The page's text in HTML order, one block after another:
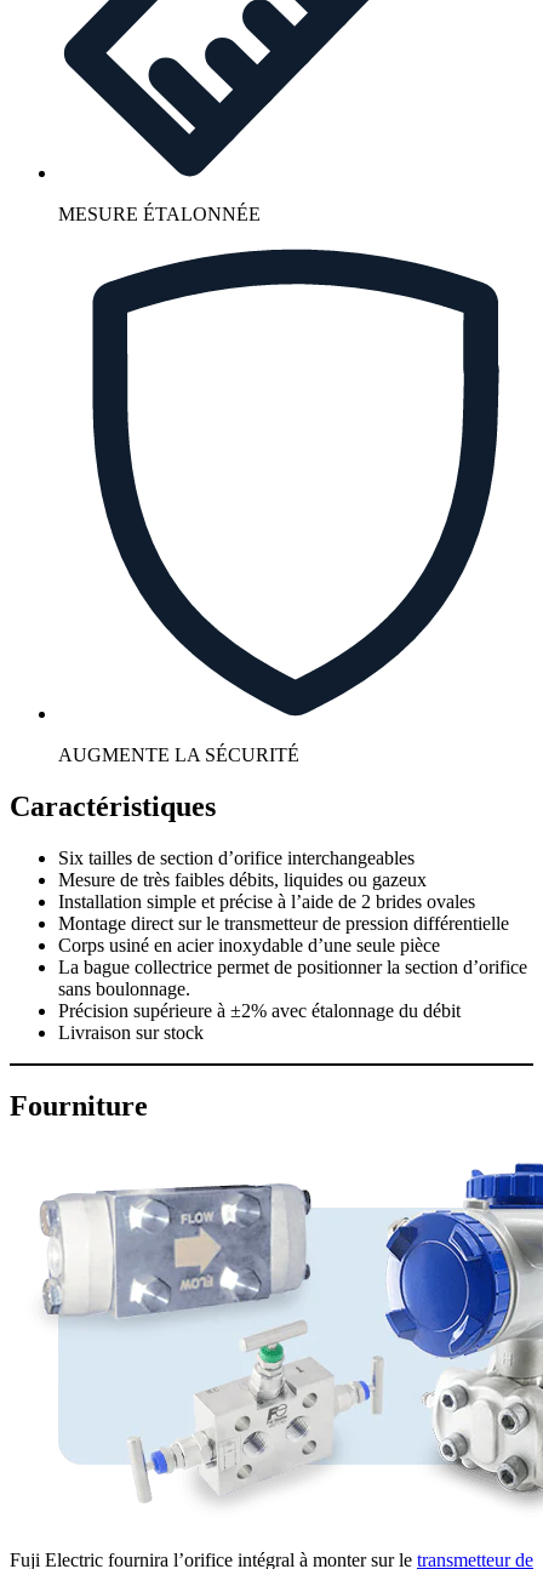
MESURE ÉTALONNÉE
AUGMENTE LA SÉCURITÉ
Caractéristiques
Six tailles de section d’orifice interchangeables
Mesure de très faibles débits, liquides ou gazeux
Installation simple et précise à l’aide de 2 brides ovales
Montage direct sur le transmetteur de pression différentielle
Corps usiné en acier inoxydable d’une seule pièce
La bague collectrice permet de positionner la section d’orifice
sans boulonnage.
Précision supérieure à ±2% avec étalonnage du débit
Livraison sur stock
Fourniture
Fuji Electric fournira l’orifice intégral à monter sur le transmetteur de